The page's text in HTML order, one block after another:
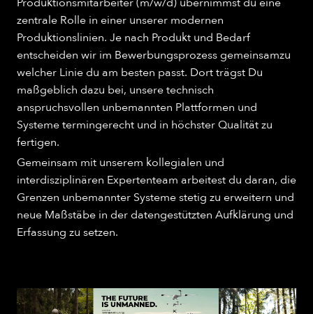
zentrale Rolle in einer unserer modernen
Produktionslinien. Je nach Produkt und Bedarf
entscheiden wir im Bewerbungsprozess gemeinsamzu
welcher Linie du am besten passt. Dort trägst Du
maßgeblich dazu bei, unsere technisch
anspruchsvollen unbemannten Plattformen und
Systeme termingerecht und in höchster Qualität zu
fertigen.
Gemeinsam mit unserem kollegialen und
interdisziplinären Expertenteam arbeitest du daran, die
Grenzen unbemannter Systeme stetig zu erweitern und
neue Maßstäbe in der datengestützten Aufklärung und
Erfassung zu setzen.